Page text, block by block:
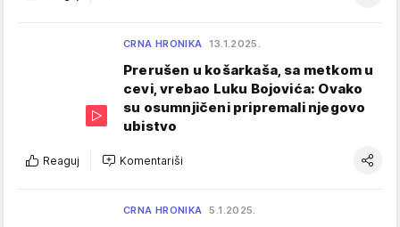
CRNA HRONIKA 13.1.2025.
Prerušen u košarkaša, sa metkom u
cevi, vrebao Luku Bojovića: Ovako
su osumnjičeni pripremali njegovo
ubistvo
Reaguj Komentariši
CRNA HRONIKA 5.1.2025.